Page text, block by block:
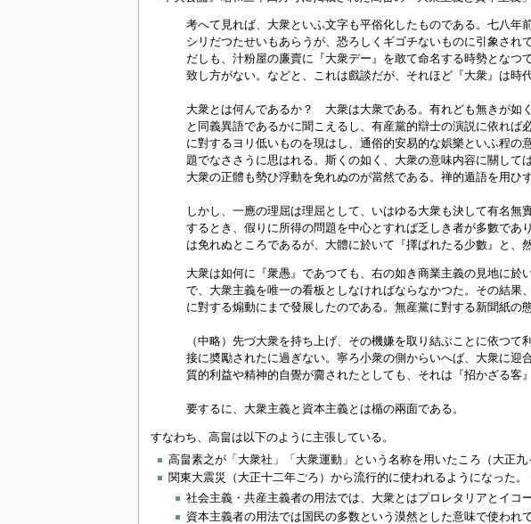
考へて見れば、大衆といふ文字も平俗化したものである。七八
シリだつたせいもあらうが、恐ろしくギゴチないものに引象さ
だしも、汁粉屋の廉賣に『大衆デー』を敢て命名する時勢とな
致し方がない。などと、これは戲談だが、それほど『大衆』は時
大衆とは何んであるか？ 大衆は大衆である。有れども無きが如
と同義異語であるかに聞こえるし、有産黨的辯士の演説に依れ
に對するヨリ低いものを現はし、通俗的安易的な娯樂といふ程
題でなささうに思はれる。斯くの如く、大衆の意味内容に關して
大衆の正體も勢ひ浮動を免れぬのが當然である。禅的遁語を用ひ
しかし、一應の理屈は理屈として、いはゆる大衆も決して有名
するとき、假りに所得の問題を中心とすれば乏しき者が多數で
は免れぬところであるが、大體に於いて『擇ばれたる少數』と、
大衆は如何に『衆愚』であつても、右の如き商業主義の見地に
で、大衆主義を唯一の看板としなければならなかつた。その結
に對する煽動にまで發展したのである。無産黨に對する新聞紙の
（中略）先づ大衆を持ち上げ、その機嫌を取り結ぶことに依つ
接に奬勵されたに過ぎない。寧ろ小衆の側からいへば、大衆に
質的利益や精神的自覺が齎されたとしても、それは『招かざる客
要するに、大衆主義と資本主義とは楯の兩面である。
すなわち、高畠は以下のように主張している。
高畠素之が「大衆社」「大衆運動」という名称を用いたころ（大正
関東大震災（大正十二年ごろ）から流行的に使われるようになった
社会主義・共産主義者の用法では、大衆とはプロレタリアとイコ
資本主義者の用法では国民の多数という漠然とした意味で使われて